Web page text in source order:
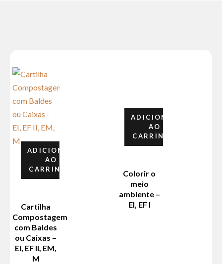
ADICIONAR
AO
CARRINHO
Cartilha
Compostagem
com Baldes
ou Caixas –
EI, EF II, EM,
M
ADICIONAR
AO
CARRINHO
Colorir o
meio
ambiente –
EI, EF I